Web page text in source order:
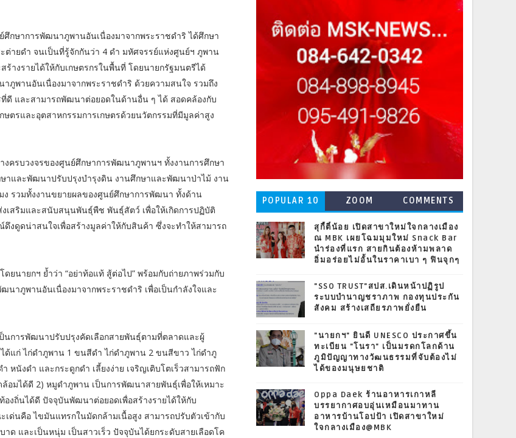
กษาการพัฒนาภูพานอันเนื่องมาจากพระราชดําริ ได้ศึกษา
ายดํา จนเป็นที่รู้จักกันว่า 4 ดํา มหัศจรรย์แห่งศูนย์ฯ ภูพาน
างรายได้ให้กับเกษตรกรในพื้นที่ โดยนายกรัฐมนตรีได้
พานอันเนื่องมาจากพระราชดําริ ด้วยความสนใจ รวมถึง
และสามารถพัฒนาต่อยอดในด้านอื่น ๆ ได้ สอดคล้องกับ
ตรและอุตสาหกรรมการเกษตรด้วยนวัตกรรมที่มีมูลค่าสูง
งครบวงจรของศูนย์ศึกษาการพัฒนาภูพานฯ ทั้งงานการศึกษา
าและพัฒนาปรับปรุงบํารุงดิน งานศึกษาและพัฒนาป่าไม้ งาน
รวมทั้งงานขยายผลของศูนย์ศึกษาการพัฒนา ทั้งด้าน
เสริมและสนับสนุนพันธุ์พืช พันธุ์สัตว์ เพื่อให้เกิดการปฏิบัติ
งดูดน่าสนใจเพื่อสร้างมูลค่าให้กับสินค้า ซึ่งจะทำให้สามารถ
ยนายกฯ ย้ำว่า “อย่าท้อแท้ สู้ต่อไป” พร้อมกับถ่ายภาพร่วมกับ
าภูพานอันเนื่องมาจากพระราชดําริ เพื่อเป็นกำลังใจและ
นการพัฒนาปรับปรุงคัดเลือกสายพันธุ์ตามที่ตลาดและผู้
แก่ ไก่ดำภูพาน 1 ขนสีดำ ไก่ดำภูพาน 2 ขนสีขาว ไก่ดำภู
นังดำ และกระดูกดำ เลี้ยงง่าย เจริญเติบโตเร็วสามารถฟัก
อมได้ดี 2) หมูดำภูพาน เป็นการพัฒนาสายพันธุ์เพื่อให้เหมาะ
งถิ่นได้ดี ปัจจุบันพัฒนาต่อยอดเพื่อสร้างรายได้ให้กับ
ด่นคือ ไขมันแทรกในมัดกล้ามเนื้อสูง สามารถปรับตัวเข้ากับ
ด และเป็นหนุ่ม เป็นสาวเร็ว ปัจจุบันได้ยกระดับสายเลือดโค
POPULAR 10 ZOOM COMMENTS
สุกี้ตี๋น้อย เปิดสาขาใหม่ใจกลางเมือง
ณ MBK เผยโฉมมุมใหม่ Snack Bar
นำร่องที่แรก สายกินต้องห้ามพลาด
อิ่มอร่อยไม่อั้นในราคาเบา ๆ ฟินจุกๆ
"SSO TRUST"สปส.เดินหน้าปฏิรูป
ระบบบำนาญชราภาพ กองทุนประกัน
สังคม สร้างเสถียรภาพยั่งยืน
"นายกฯ" ยินดี UNESCO ประกาศขึ้น
ทะเบียน "โนรา" เป็นมรดกโลกด้าน
ภูมิปัญญาทางวัฒนธรรมที่จับต้องไม่
ได้ของมนุษยชาติ
Oppa Daek ร้านอาหารเกาหลี
บรรยากาศอบอุ่นเหมือนมาทาน
อาหารบ้านโอปป้า เปิดสาขาใหม่
ใจกลางเมือง@MBK